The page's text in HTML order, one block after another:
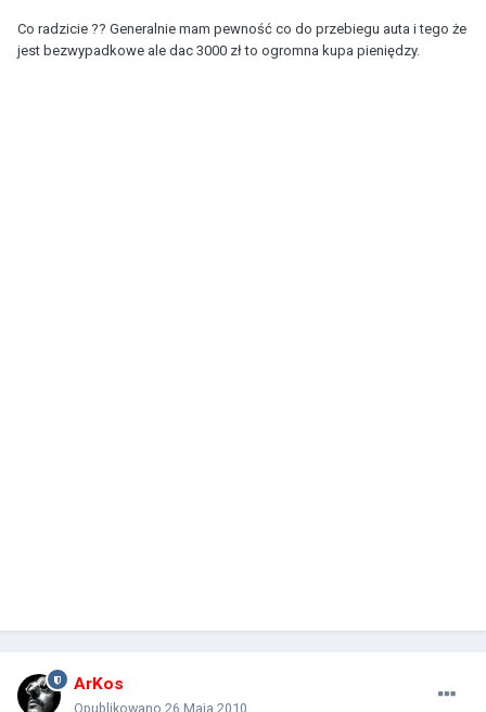
Co radzicie ?? Generalnie mam pewność co do przebiegu auta i tego że
jest bezwypadkowe ale dac 3000 zł to ogromna kupa pieniędzy.
ArKos
Opublikowano 26 Maja 2010